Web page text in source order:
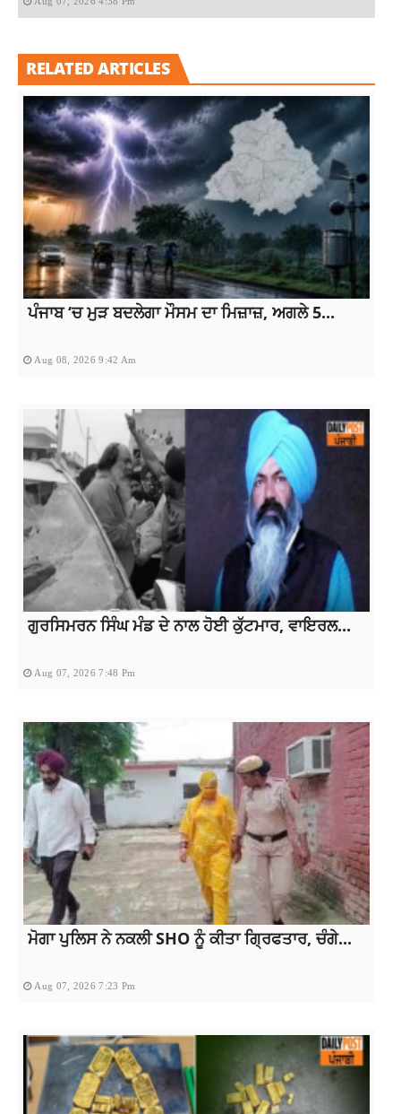
RELATED ARTICLES
ਪੰਜਾਬ ‘ਚ ਮੁੜ ਬਦਲੇਗਾ ਮੌਸਮ ਦਾ ਮਿਜ਼ਾਜ਼, ਅਗਲੇ 5...
Aug 08, 2026 9:42 Am
ਗੁਰਸਿਮਰਨ ਸਿੰਘ ਮੰਡ ਦੇ ਨਾਲ ਹੋਈ ਕੁੱਟਮਾਰ, ਵਾਇਰਲ...
Aug 07, 2026 7:48 Pm
ਮੋਗਾ ਪੁਲਿਸ ਨੇ ਨਕਲੀ SHO ਨੂੰ ਕੀਤਾ ਗ੍ਰਿਫਤਾਰ, ਚੰਗੇ...
Aug 07, 2026 7:23 Pm